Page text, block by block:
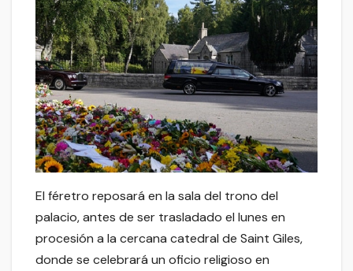
El féretro reposará en la sala del trono del
palacio, antes de ser trasladado el lunes en
procesión a la cercana catedral de Saint Giles,
donde se celebrará un oficio religioso en